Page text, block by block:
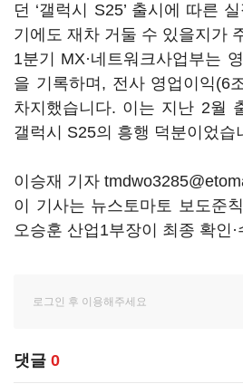
던 ‘갤럭시 S25’ 출시에 따른
기에도 재차 거둘 수 있을지가
1분기 MX·네트워크사업부는
을 기록하며, 전사 영업이익(6
차지했습니다. 이는 지난 2월
갤럭시 S25의 흥행 덕분이었습
이승재 기자
이 기사는 뉴스토마토 보도준
오승훈 산업1부장이 최종 확인
댓글 0